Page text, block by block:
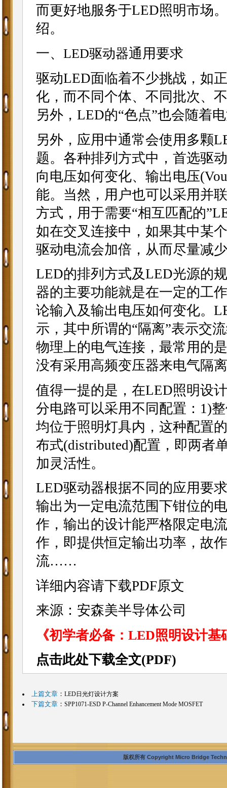
而更好地服务于LED照明市场
绍。
一、 LED驱动器通用要求
驱动LED面临着不少挑战，如
化，而不同个体、不同批次、
另外，LED的“色点”也会随着
另外，应用中通常会使用多颗
题。各种排列方式中，首选驱
向电压如何变化、输出电压
能。当然，用户也可以采用并
方式，用于需要“相互匹配的
如在交叉连接中，如果其中某
驱动电流会加倍，从而尽量减
LED的排列方式及LED光源的
器的主要功能就是在一定的工
论输入及输出电压如何变化。
示，其中所谓的“隔离”表示交
物理上的电气连接，最常用的
没有采用高频变压器来电气隔
值得一提的是，在LED照明设
分电路可以采用不同配置：1)
均位于照明灯具内，这种配置
布式(distributed)配置，即两者
加灵活性。
LED驱动器根据不同的应用要
输出为一定电流范围下钳位的
作，输出的设计能严格限定电
作，即提供恒定输出功率，故
流……
详细内容请下载PDF原文
来源：安森美半导体公司
《初学者必备：LED照明设计基
点击此处下载全文(PDF)
上篇文章： LED日光灯设计方案
下篇文章： SPP1071-ESD P-Channel Enhancement Mode MOSFET
版权所有 Copyright Micro Bridge